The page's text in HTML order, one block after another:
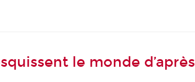
le monde d’après